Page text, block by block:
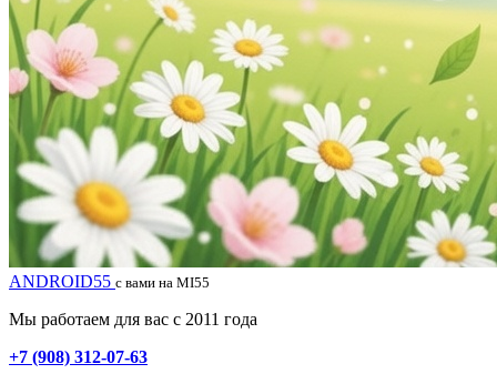
ANDROID55 с вами на MI55
Мы работаем для вас с 2011 года
+7 (908) 312-07-63